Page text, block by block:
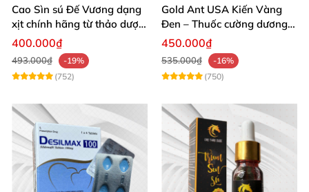
Cao Sìn sú Đế Vương dạng
xịt chính hãng từ thảo dược
Ê Đê Việt Nam
400.000₫
493.000₫
-19%
(752)
Gold Ant USA Kiến Vàng
Đen – Thuốc cường dương
tăng sinh lý nam mạnh
450.000₫
535.000₫
-16%
(750)